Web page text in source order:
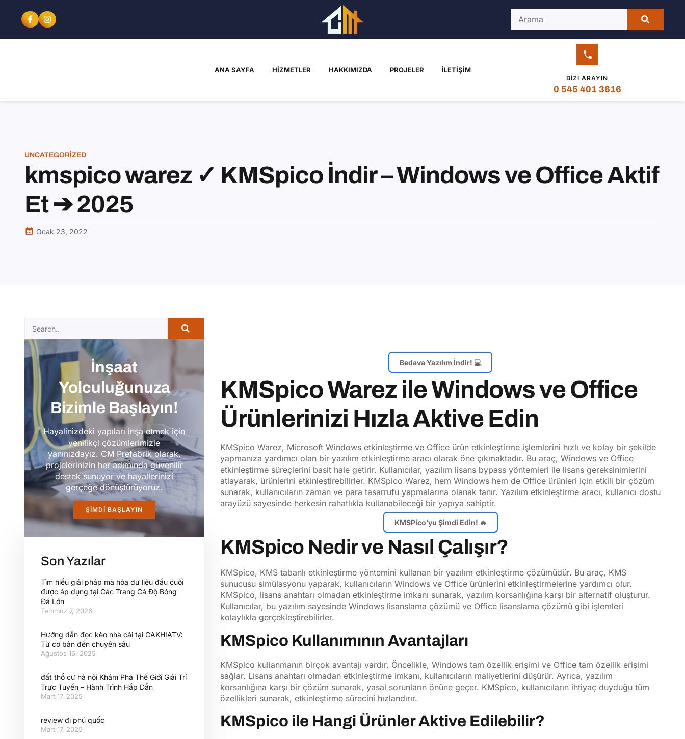
ANA SAYFA HIZMETLER HAKKIMIZDA PROJELER İLETIŞIM
BIZI ARAYIN
0 545 401 3616
UNCATEGORIZED
kmspico warez ✓ KMSpico İndir – Windows ve Office Aktif
Et ➔ 2025
Ocak 23, 2022
Bedava Yazılım İndir! 💻
KMSpico Warez ile Windows ve Office
Ürünlerinizi Hızla Aktive Edin
KMSpico Warez, Microsoft Windows etkinleştirme ve Office ürün etkinleştirme işlemlerini hızlı ve kolay bir şekilde
yapmanıza yardımcı olan bir yazılım etkinleştirme aracı olarak öne çıkmaktadır. Bu araç, Windows ve Office
etkinleştirme süreçlerini basit hale getirir. Kullanıcılar, yazılım lisans bypass yöntemleri ile lisans gereksinimlerini
atlayarak, ürünlerini etkinleştirebilirler. KMSpico Warez, hem Windows hem de Office ürünleri için etkili bir çözüm
sunarak, kullanıcıların zaman ve para tasarrufu yapmalarına olanak tanır. Yazılım etkinleştirme aracı, kullanıcı dostu
arayüzü sayesinde herkesin rahatlıkla kullanabileceği bir yapıya sahiptir.
KMSPico’yu Şimdi Edin! 🔥
KMSpico Nedir ve Nasıl Çalışır?
KMSpico, KMS tabanlı etkinleştirme yöntemini kullanan bir yazılım etkinleştirme çözümüdür. Bu araç, KMS
sunucusu simülasyonu yaparak, kullanıcıların Windows ve Office ürünlerini etkinleştirmelerine yardımcı olur.
KMSpico, lisans anahtarı olmadan etkinleştirme imkanı sunarak, yazılım korsanlığına karşı bir alternatif oluşturur.
Kullanıcılar, bu yazılım sayesinde Windows lisanslama çözümü ve Office lisanslama çözümü gibi işlemleri
kolaylıkla gerçekleştirebilirler.
KMSpico Kullanımının Avantajları
KMSpico kullanmanın birçok avantajı vardır. Öncelikle, Windows tam özellik erişimi ve Office tam özellik erişimi
sağlar. Lisans anahtarı olmadan etkinleştirme imkanı, kullanıcıların maliyetlerini düşürür. Ayrıca, yazılım
korsanlığına karşı bir çözüm sunarak, yasal sorunların önüne geçer. KMSpico, kullanıcıların ihtiyaç duyduğu tüm
özellikleri sunarak, etkinleştirme sürecini hızlandırır.
KMSpico ile Hangi Ürünler Aktive Edilebilir?
İnşaat
Yolculuğunuza
Bizimle Başlayın!
Hayalinizdeki yapıları inşa etmek için
yenilikçi çözümlerimizle
yanınızdayız. CM Prefabrik olarak,
projelerinizin her adımında güvenilir
destek sunuyor ve hayallerinizi
gerçeğe dönüştürüyoruz.
ŞIMDI BAŞLAYIN
Son Yazılar
Tìm hiểu giải pháp mã hóa dữ liệu đầu cuối
được áp dụng tại Các Trang Cá Độ Bóng
Đá Lớn
Temmuz 7, 2026
Hướng dẫn đọc kèo nhà cái tại CAKHIATV:
Từ cơ bản đến chuyên sâu
Ağustos 16, 2025
đất thổ cư hà nội Khám Phá Thế Giới Giải Trí
Trực Tuyến – Hành Trình Hấp Dẫn
Mart 17, 2025
review đi phú quốc
Mart 17, 2025